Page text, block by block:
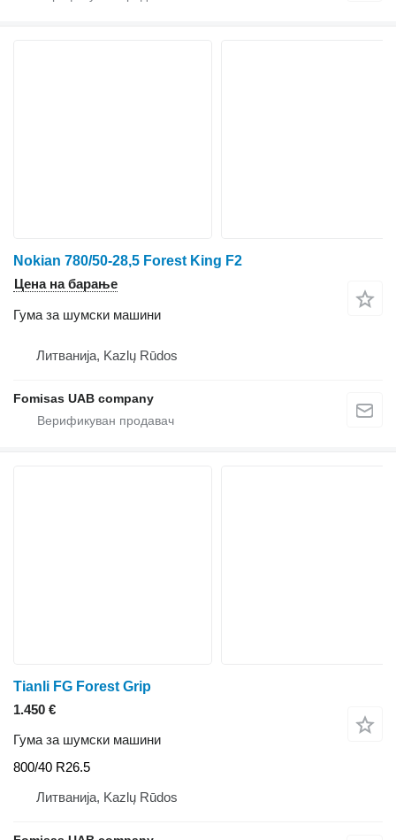
Nokian 780/50-28,5 Forest King F2
Цена на барање
Гума за шумски машини
Литванија, Kazlų Rūdos
Fomisas UAB company
Tianli FG Forest Grip
1.450 €
Гума за шумски машини
800/40 R26.5
Литванија, Kazlų Rūdos